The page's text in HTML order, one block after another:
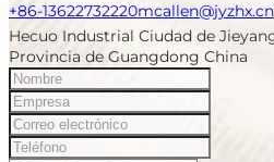
+86-13622732220mcallen@jyzhx.cn
Hecuo Industrial Ciudad de
Provincia de Guangdong China